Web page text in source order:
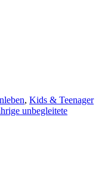
, Kids & Teenager
unbegleitete